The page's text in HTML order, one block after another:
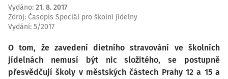
Vydáno: 21. 8. 2017
Zdroj: Časopis Speciál pro školní jídelny
Vydání: 5/2017
O tom, že zavedení dietního stravování ve školních
jídelnách nemusí být nic složitého, se postupně
přesvědčují školy v městských částech Prahy 12 a 15 a